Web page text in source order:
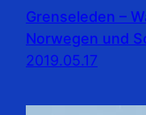
Grenseleden –
Norwegen und
2019.05.17